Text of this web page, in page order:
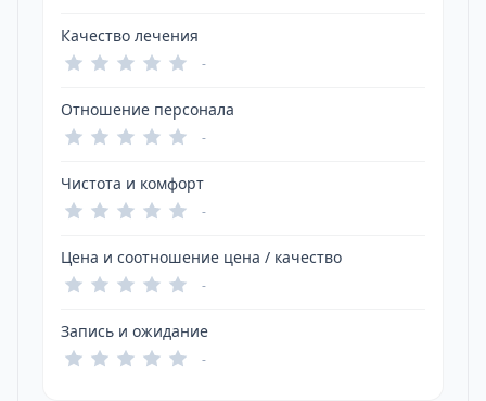
Качество лечения
-
Отношение персонала
-
Чистота и комфорт
-
Цена и соотношение цена / качество
-
Запись и ожидание
-